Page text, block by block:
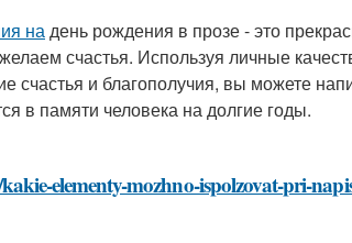
надень рождения в прозе - это
счастья. Используя личные
и благополучия, вы можете
в памяти человека на долгие годы.
elementy-mozhno-ispolzovat-pri-